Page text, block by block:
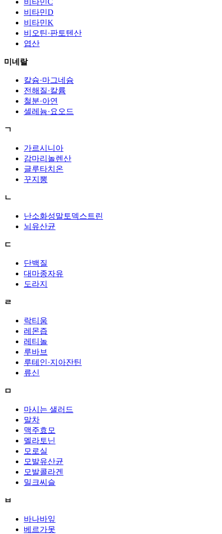
비타민D
비타민K
비오틴·판토텐산
엽산
미네랄
칼슘·마그네슘
전해질·칼륨
철분·아연
셀레늄·요오드
ㄱ
가르시니아
감마리놀렌산
글루타치온
꾸지뽕
ㄴ
난소화성말토덱스트린
뇌유산균
ㄷ
단백질
대마종자유
도라지
ㄹ
락티움
레몬즙
레티놀
루바브
루테인·지아잔틴
류신
ㅁ
마시는 샐러드
말차
맥주효모
멜라토닌
모로실
모발유산균
모발콜라겐
밀크씨슬
ㅂ
바나바잎
베르가못